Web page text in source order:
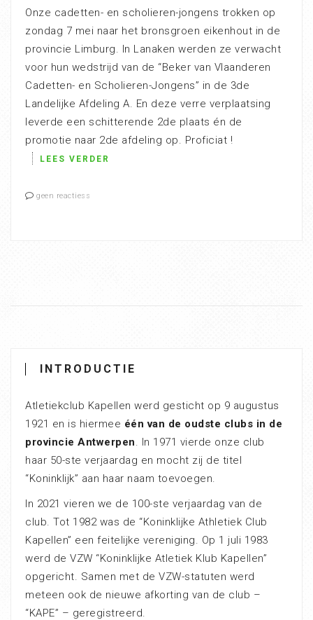
Onze cadetten- en scholieren-jongens trokken op
zondag 7 mei naar het bronsgroen eikenhout in de
provincie Limburg. In Lanaken werden ze verwacht
voor hun wedstrijd van de “Beker van Vlaanderen
Cadetten- en Scholieren-Jongens” in de 3de
Landelijke Afdeling A. En deze verre verplaatsing
leverde een schitterende 2de plaats én de
promotie naar 2de afdeling op. Proficiat !
LEES VERDER
geen reactiess
INTRODUCTIE
Atletiekclub Kapellen werd gesticht op 9 augustus
1921 en is hiermee één van de oudste clubs in de
provincie Antwerpen. In 1971 vierde onze club
haar 50-ste verjaardag en mocht zij de titel
“Koninklijk” aan haar naam toevoegen.
In 2021 vieren we de 100-ste verjaardag van de
club. Tot 1982 was de “Koninklijke Athletiek Club
Kapellen” een feitelijke vereniging. Op 1 juli 1983
werd de VZW “Koninklijke Atletiek Klub Kapellen”
opgericht. Samen met de VZW-statuten werd
meteen ook de nieuwe afkorting van de club –
“KAPE” – geregistreerd.